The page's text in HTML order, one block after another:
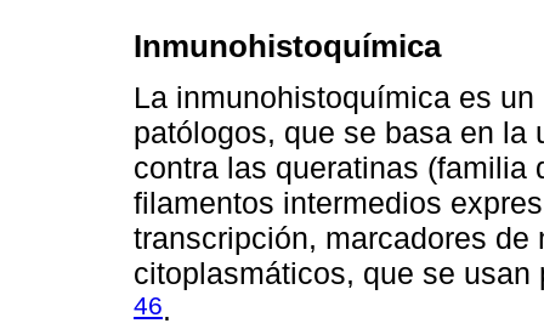
Inmunohistoquímica
La inmunohistoquímica es
patólogos, que se basa en
contra las queratinas (familia
filamentos intermedios
transcripción, marcadores de
citoplasmáticos, que se
46.